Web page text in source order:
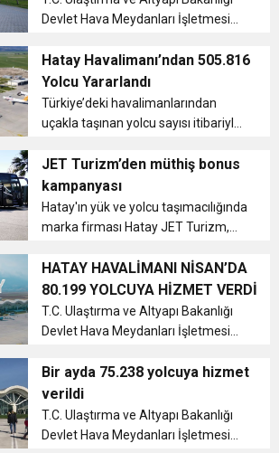
SEVGİ SELİ
ÜSTÜN’DEN
DOKUNAN ZİYARET
Devlet Hava Meydanları İşletmesi
Havalimanı’nın 2022 yılı Temmuz
ayına ait hava yolu uçak, yolcu ve
yük istatistiklerini açıkladı....
Hatay Havalimanı’ndan 505.816
Yolcu Yararlandı
Türkiye’deki havalimanlarından
uçakla taşınan yolcu sayısı itibariyle,
verilerdeki payı % 0,6 civarında....
JET Turizm’den müthiş bonus
kampanyası
Hatay'ın yük ve yolcu taşımacılığında
marka firması Hatay JET Turizm,
kazanabilecekleri bir kampanyayı
duyurdu. ...
HATAY HAVALİMANI NİSAN’DA
80.199 YOLCUYA HİZMET VERDİ
T.C. Ulaştırma ve Altyapı Bakanlığı
Devlet Hava Meydanları İşletmesi
Havalimanı’nın 2022 yılı Nisan ayına
ait hava yolu uçak, yolcu ve yük
istatistiklerini açıkladı....
Bir ayda 75.238 yolcuya hizmet
verildi
T.C. Ulaştırma ve Altyapı Bakanlığı
Devlet Hava Meydanları İşletmesi